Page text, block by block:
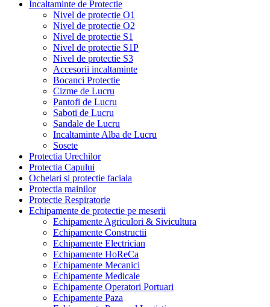
Incaltaminte de Protectie
Nivel de protectie O1
Nivel de protectie O2
Nivel de protectie S1
Nivel de protectie S1P
Nivel de protectie S3
Accesorii incaltaminte
Bocanci Protectie
Cizme de Lucru
Pantofi de Lucru
Saboti de Lucru
Sandale de Lucru
Incaltaminte Alba de Lucru
Sosete
Protectia Urechilor
Protectia Capului
Ochelari si protectie faciala
Protectia mainilor
Protectie Respiratorie
Echipamente de protectie pe meserii
Echipamente Agriculori & Sivicultura
Echipamente Constructii
Echipamente Electrician
Echipamente HoReCa
Echipamente Mecanici
Echipamente Medicale
Echipamente Operatori Portuari
Echipamente Paza